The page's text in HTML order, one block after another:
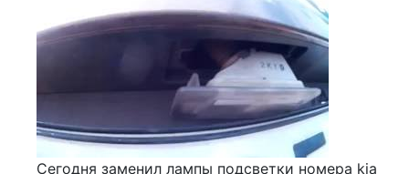
Сегодня заменил лампы подсветки номера kia